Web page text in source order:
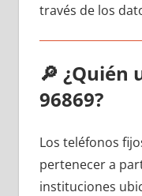
través dе los
🔎 ¿Quién
96869?
Los teléfonos
pertenecer а
instituciones